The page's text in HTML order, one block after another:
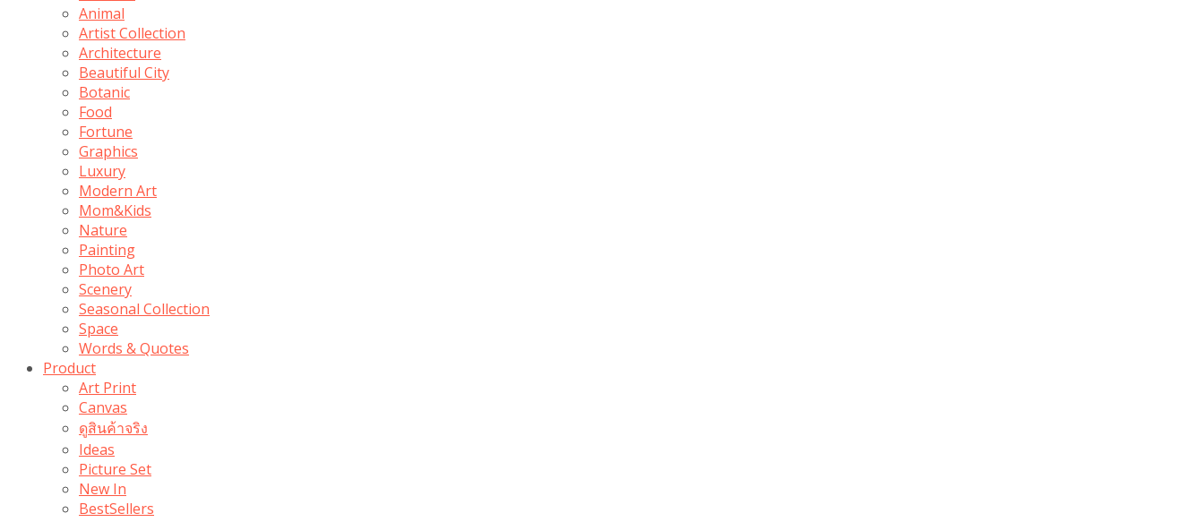
Animal
Artist Collection
Architecture
Beautiful City
Botanic
Food
Fortune
Graphics
Luxury
Modern Art
Mom&Kids
Nature
Painting
Photo Art
Scenery
Seasonal Collection
Space
Words & Quotes
Product
Art Print
Canvas
ดูสินค้าจริง
Ideas
Picture Set
New In
BestSellers